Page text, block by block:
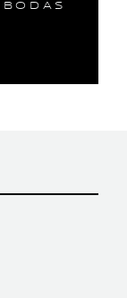
BODAS